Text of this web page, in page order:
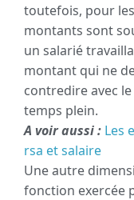
toutefois, pour
montants sont
un salarié
montant qui ne
contredire avec
temps plein.
A voir aussi : Les
rsa et salaire
Une autre
fonction exercée